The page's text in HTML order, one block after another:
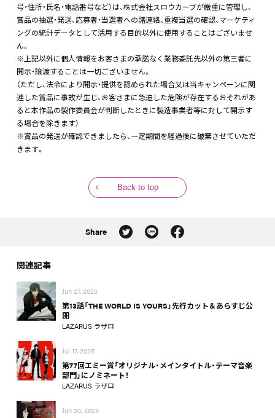
号・住所・氏名・電話番号など）は、株式会社スロウカーブが厳重に管理し、
賞品の抽選・発送、応募者・当選者への諸連絡、重複当選の確認、マーケティ
ングの統計データとして活用する目的以外に使用することはございませ
ん。
※上記以外に個人情報をお客さまの承諾なく業務委託先以外の第三者に
開示・譲渡することは一切ございません。
（ただし、法令により開示・提供を認められた場合又は当キャンペーンに関
連した賞品に事故が生じ、お客さまに急迫した危険が存在するおそれがあ
ると本作品の製作委員会が判断したときに製造事業者等に対して開示す
る場合を除きます）
※賞品の発送が確認できましたら、一定期間を経過後に破棄させていただ
きます。
Back to top
Share
関連記事
Jun 27, 2025
第13話「THE WORLD IS YOURS」先行カット＆あらすじ公
開
LAZARUS ラザロ
Jul 17, 2025
第77回エミー賞「オリジナル・メインタイトル・テーマ音楽
部門」にノミネート！
LAZARUS ラザロ
Jun 20, 2025